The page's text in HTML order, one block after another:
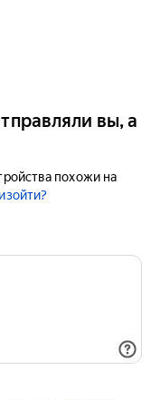
вы, а
похожи на